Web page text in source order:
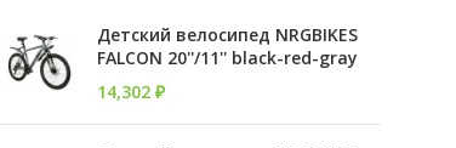
Детский велосипед NRGBIKES
FALCON 20''/11'' black-red-gray
14,302 ₽